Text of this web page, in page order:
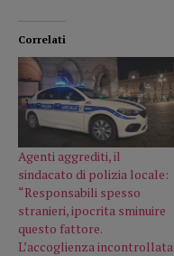
Correlati
Agenti aggrediti, il
sindacato di polizia locale:
“Responsabili spesso
stranieri, ipocrita sminuire
questo fattore.
L’accoglienza incontrollata